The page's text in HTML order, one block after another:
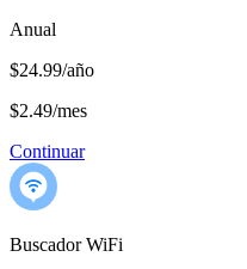
Anual
$24.99/año
$2.49/mes
Continuar
Buscador WiFi